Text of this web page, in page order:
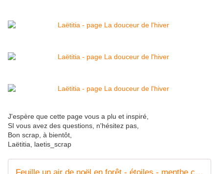
J'espère que cette page vous a plu et inspiré,
SI vous avez des questions, n'hésitez pas,
Bon scrap, à bientôt,
Laëtitia, laetis_scrap